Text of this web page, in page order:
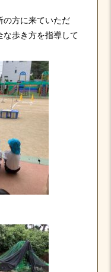
の方に来ていただ
な歩き方を指導して